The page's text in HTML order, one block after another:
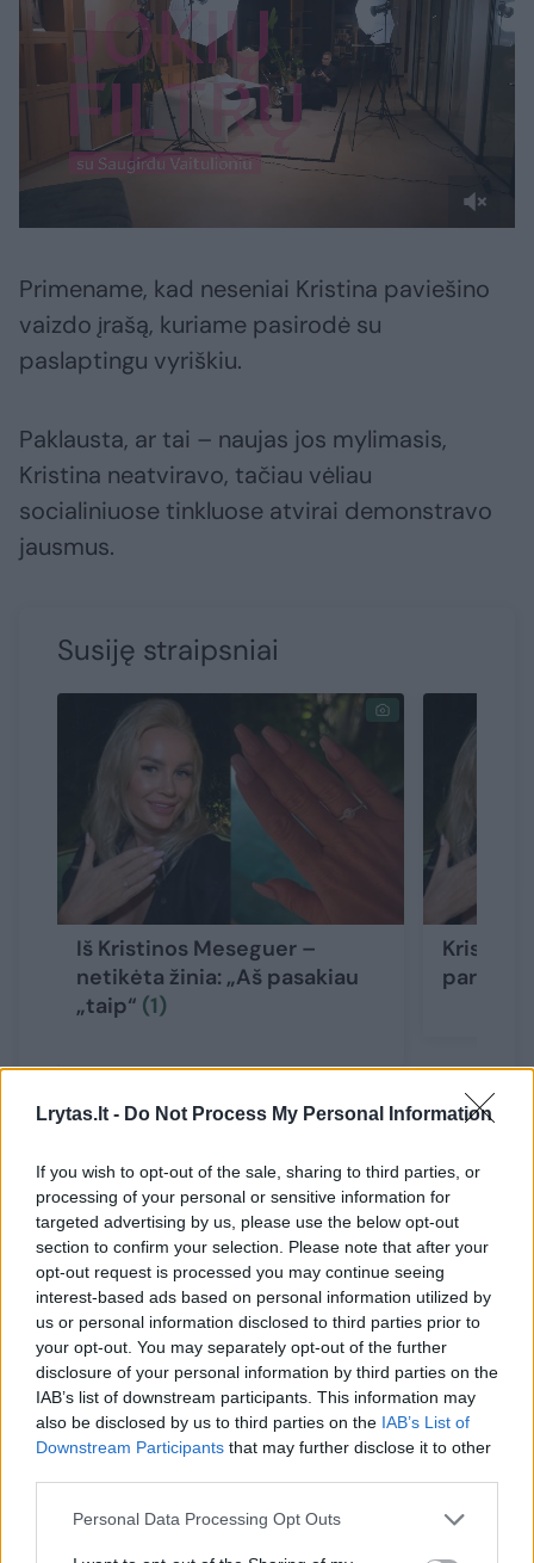
Lrytas.lt - Do Not Process My Personal Information
If you wish to opt-out of the sale, sharing to third parties, or
processing of your personal or sensitive information for
targeted advertising by us, please use the below opt-out
section to confirm your selection. Please note that after your
opt-out request is processed you may continue seeing
interest-based ads based on personal information utilized by
us or personal information disclosed to third parties prior to
your opt-out. You may separately opt-out of the further
disclosure of your personal information by third parties on the
IAB’s list of downstream participants. This information may
also be disclosed by us to third parties on the IAB’s List of
Downstream Participants that may further disclose it to other
Personal Data Processing Opt Outs
Primename, kad neseniai Kristina paviešino
vaizdo įrašą, kuriame pasirodė su
paslaptingu vyriškiu.
Paklausta, ar tai – naujas jos mylimasis,
Kristina neatviravo, tačiau vėliau
socialiniuose tinkluose atvirai demonstravo
jausmus.
Susiję straipsniai
Iš Kristinos Meseguer –
netikėta žinia: „Aš pasakiau
„taip“ (1)
Kristina
parodė